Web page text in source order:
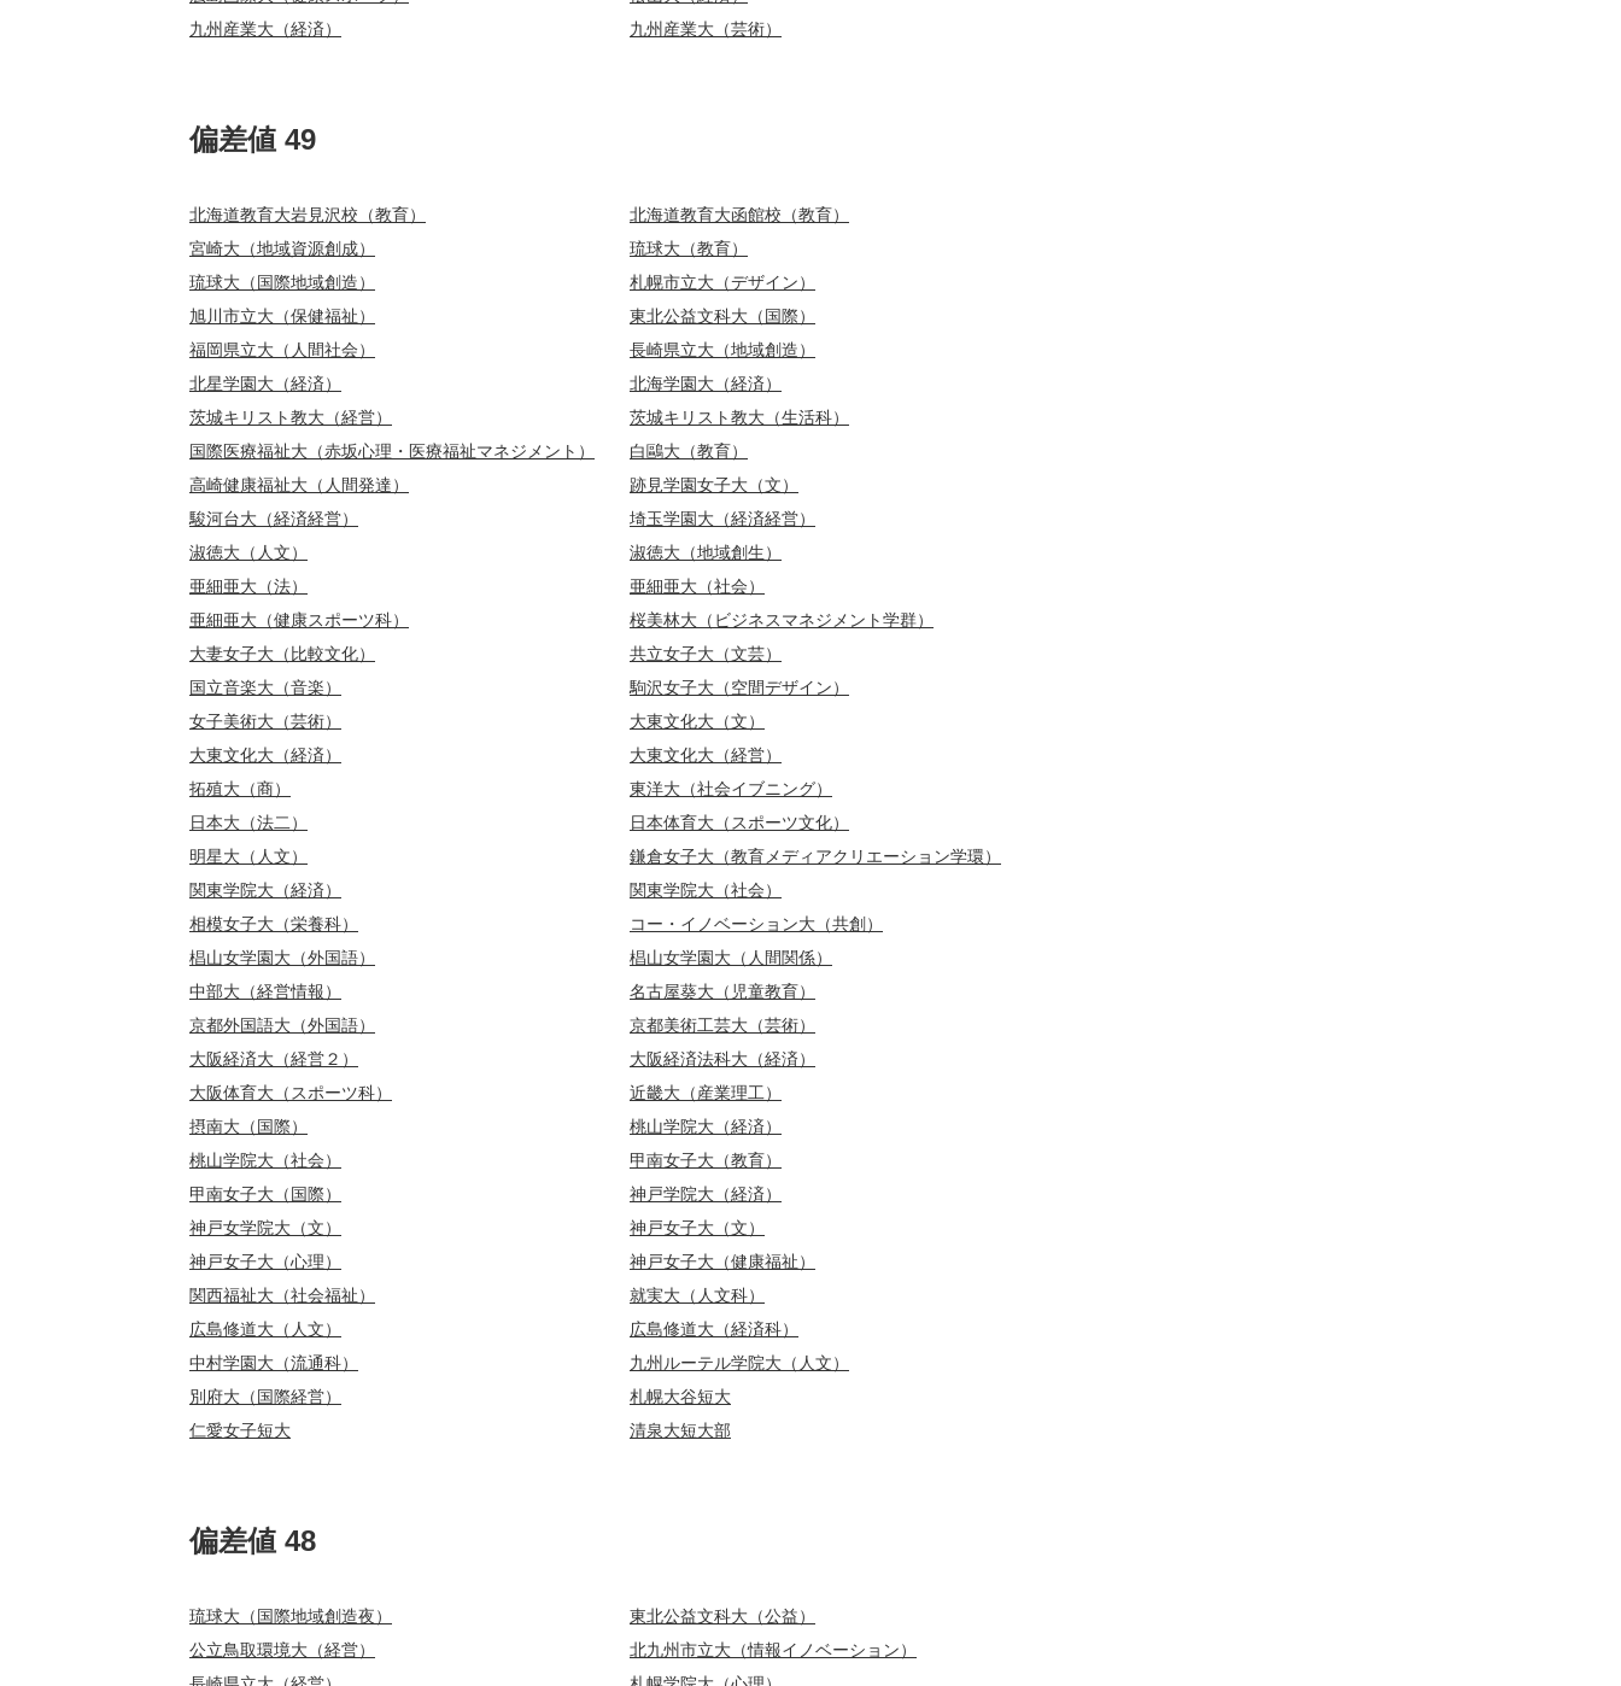
九州産業大（経済）
九州産業大（芸術）
偏差値 49
北海道教育大岩見沢校（教育）
北海道教育大函館校（教育）
宮崎大（地域資源創成）
琉球大（教育）
琉球大（国際地域創造）
札幌市立大（デザイン）
旭川市立大（保健福祉）
東北公益文科大（国際）
福岡県立大（人間社会）
長崎県立大（地域創造）
北星学園大（経済）
北海学園大（経済）
茨城キリスト教大（経営）
茨城キリスト教大（生活科）
国際医療福祉大（赤坂心理・医療福祉マネジメント）
白鷗大（教育）
高崎健康福祉大（人間発達）
跡見学園女子大（文）
駿河台大（経済経営）
埼玉学園大（経済経営）
淑徳大（人文）
淑徳大（地域創生）
亜細亜大（法）
亜細亜大（社会）
亜細亜大（健康スポーツ科）
桜美林大（ビジネスマネジメント学群）
大妻女子大（比較文化）
共立女子大（文芸）
国立音楽大（音楽）
駒沢女子大（空間デザイン）
女子美術大（芸術）
大東文化大（文）
大東文化大（経済）
大東文化大（経営）
拓殖大（商）
東洋大（社会イブニング）
日本大（法二）
日本体育大（スポーツ文化）
明星大（人文）
鎌倉女子大（教育メディアクリエーション学環）
関東学院大（経済）
関東学院大（社会）
相模女子大（栄養科）
コー・イノベーション大（共創）
椙山女学園大（外国語）
椙山女学園大（人間関係）
中部大（経営情報）
名古屋葵大（児童教育）
京都外国語大（外国語）
京都美術工芸大（芸術）
大阪経済大（経営２）
大阪経済法科大（経済）
大阪体育大（スポーツ科）
近畿大（産業理工）
摂南大（国際）
桃山学院大（経済）
桃山学院大（社会）
甲南女子大（教育）
甲南女子大（国際）
神戸学院大（経済）
神戸女学院大（文）
神戸女子大（文）
神戸女子大（心理）
神戸女子大（健康福祉）
関西福祉大（社会福祉）
就実大（人文科）
広島修道大（人文）
広島修道大（経済科）
中村学園大（流通科）
九州ルーテル学院大（人文）
別府大（国際経営）
札幌大谷短大
仁愛女子短大
清泉大短大部
偏差値 48
琉球大（国際地域創造夜）
東北公益文科大（公益）
公立鳥取環境大（経営）
北九州市立大（情報イノベーション）